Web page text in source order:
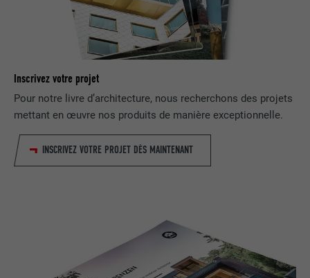
Inscrivez votre projet
Pour notre livre d’architecture, nous recherchons des projets
mettant en œuvre nos produits de manière exceptionnelle.
INSCRIVEZ VOTRE PROJET DÈS MAINTENANT
exemple des offres en temps réel
d'annonceurs tiers.
FOURNISSEUR doubleclick.net
fournisseur ou après que l'utilisateur a
cliqué sur une annonce du fournisseur,
avec pour objectif de mesurer l'efficacité
d'une publicité et d'afficher des